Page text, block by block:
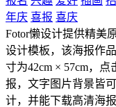
年庆 喜报 喜庆
Fotor懒设计提供精美
设计模板，该海报作
寸为42cm × 57cm，
报，文字图片背景皆
计，并能下载高清海报